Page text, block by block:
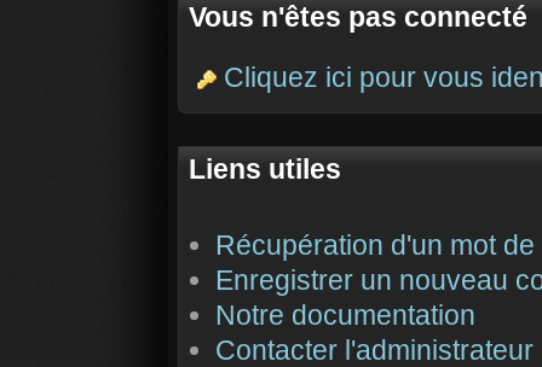
Vous n'êtes pas connecté
Cliquez ici pour vous
Liens utiles
Récupération d'un mot
Enregistrer un nouveau
Notre documentation
Contacter